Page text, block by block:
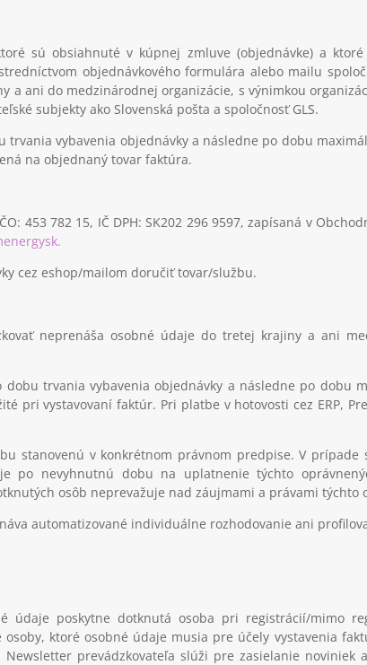
sú obsiahnuté v kúpnej zmluve (objednávke) a ktoré
objednávkového formulára alebo mailu
ani do medzinárodnej organizácie, s výnimkou
subjekty ako Slovenská pošta a spoločnosť GLS.
vybavenia objednávky a následne po dobu
na objednaný tovar faktúra.
453 782 15, IČ DPH: SK202 296 9597, zapísaná v
cez eshop/mailom doručiť tovar/službu.
neprenáša osobné údaje do tretej krajiny a ani
trvania vybavenia objednávky a následne po dobu
pri vystavovaní faktúr. Pri platbe v hotovosti cez ERP,
stanovenú v konkrétnom právnom predpise. V prípade
po nevyhnutnú dobu na uplatnenie týchto
osôb neprevažuje nad záujmami a právami týchto
automatizované individuálne rozhodovanie ani
údaje poskytne dotknutá osoba pri registrácií/mimo
ktoré osobné údaje musia pre účely vystavenia
prevádzkovateľa slúži pre zasielanie noviniek